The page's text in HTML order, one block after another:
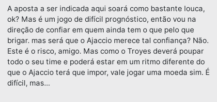
A aposta a ser indicada aqui soará como bastante louca,
ok? Mas é um jogo de difícil prognóstico, então vou na
direção de confiar em quem ainda tem o que pelo que
brigar. mas será que o Ajaccio merece tal confiança? Não.
Este é o risco, amigo. Mas como o Troyes deverá poupar
todo o seu time e poderá estar em um ritmo diferente do
que o Ajaccio terá que impor, vale jogar uma moeda sim. É
difícil, mas…